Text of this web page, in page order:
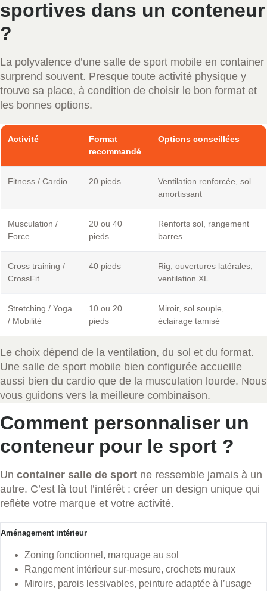
sportives dans un conteneur
?
La polyvalence d’une salle de sport mobile en container
surprend souvent. Presque toute activité physique y
trouve sa place, à condition de choisir le bon format et
les bonnes options.
Activité
Format
recommandé
Options conseillées
Fitness / Cardio 20 pieds
Ventilation renforcée, sol
amortissant
Musculation /
Force
20 ou 40
pieds
Renforts sol, rangement
barres
Cross training /
CrossFit
40 pieds
Rig, ouvertures latérales,
ventilation XL
Stretching / Yoga
/ Mobilité
10 ou 20
pieds
Miroir, sol souple,
éclairage tamisé
Le choix dépend de la ventilation, du sol et du format.
Une salle de sport mobile bien configurée accueille
aussi bien du cardio que de la musculation lourde. Nous
vous guidons vers la meilleure combinaison.
Comment personnaliser un
conteneur pour le sport ?
Un container salle de sport ne ressemble jamais à un
autre. C’est là tout l’intérêt : créer un design unique qui
reflète votre marque et votre activité.
Aménagement intérieur
Zoning fonctionnel, marquage au sol
Rangement intérieur sur-mesure, crochets muraux
Miroirs, parois lessivables, peinture adaptée à l’usage